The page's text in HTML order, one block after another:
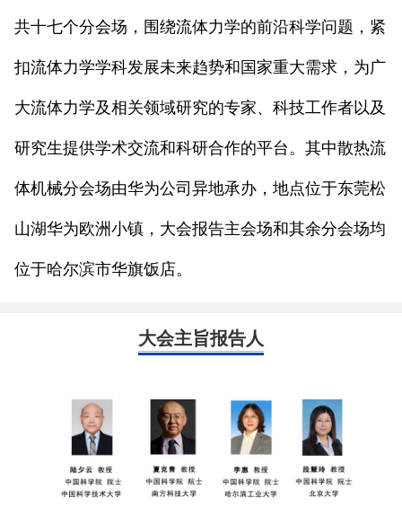
共十七个分会场，围绕流体力学的前沿科学问题，紧
扣流体力学学科发展未来趋势和国家重大需求，为广
大流体力学及相关领域研究的专家、科技工作者以及
研究生提供学术交流和科研合作的平台。其中散热流
体机械分会场由华为公司异地承办，地点位于东莞松
山湖华为欧洲小镇，大会报告主会场和其余分会场均
位于哈尔滨市华旗饭店。
大会主旨报告人